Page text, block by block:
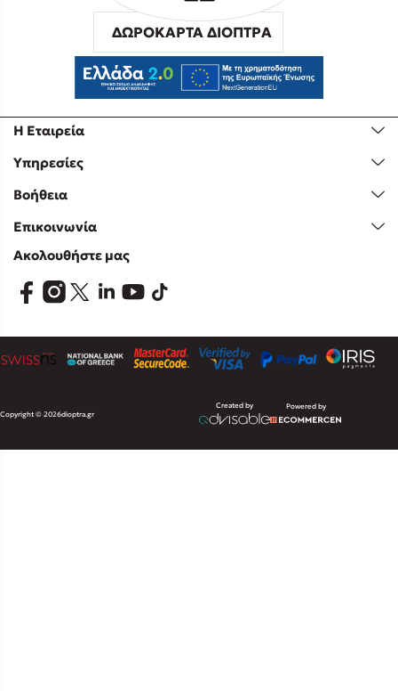
Η Εταιρεία
Υπηρεσίες
Βοήθεια
Επικοινωνία
ΔΩΡΟΚΑΡΤΑ ΔΙΟΠΤΡΑ
Ακολουθήστε μας
Copyright © 2026dioptra.gr
Created by Powered by